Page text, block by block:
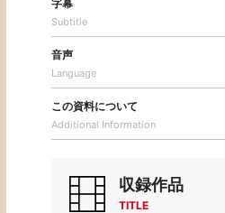
字幕
Subtitle
音声
Language
この資料について
Additional Information
収録作品
TITLE